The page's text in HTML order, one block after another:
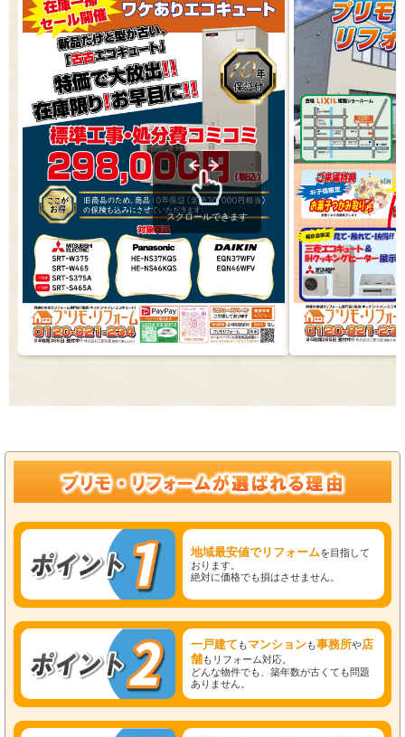
スクロールできます
地域最安値でリフォームを目指して
おります。
絶対に価格でも損はさせません。
一戸建て もマンションも事務所や店
舗もリフォーム対応。
どんな物件でも、築年数が古くても問題
ありません。